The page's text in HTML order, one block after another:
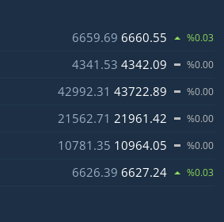
6659.69 6660.55 %0.03
4341.53 4342.09 %0.00
42992.31 43722.89 %0.00
21562.71 21961.42 %0.00
10781.35 10964.05 %0.00
6626.39 6627.24 %0.03